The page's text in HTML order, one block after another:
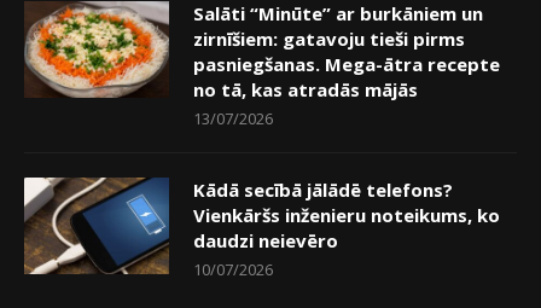
Salāti “Minūte” ar burkāniem un
zirnīšiem: gatavoju tieši pirms
pasniegšanas. Mega-ātra recepte
no tā, kas atradās mājās
13/07/2026
Kādā secībā jālādē telefons?
Vienkāršs inženieru noteikums, ko
daudzi neievēro
10/07/2026